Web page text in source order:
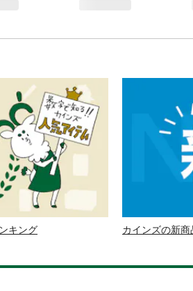
キング カインズの新